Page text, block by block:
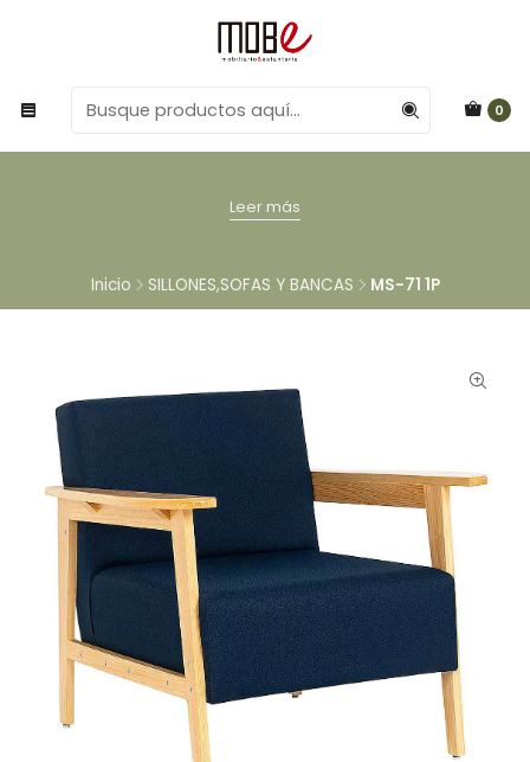
0
Leer más
Inicio SILLONES,SOFAS Y BANCAS MS-71 1P